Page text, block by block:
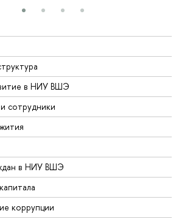
в НИУ ВШЭ
сотрудники
в НИУ ВШЭ
коррупции